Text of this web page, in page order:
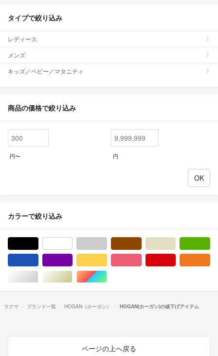
タイプで絞り込み
レディース
メンズ
キッズ／ベビー／マタニティ
商品の価格で絞り込み
円〜 円
カラーで絞り込み
シルバー/銀色系ゴールド/金色系マルチカラー
ラクマ ブランド一覧 HOGAN（ホーガン） HOGAN(ホーガン)の値下げアイテム
ページの上へ戻る